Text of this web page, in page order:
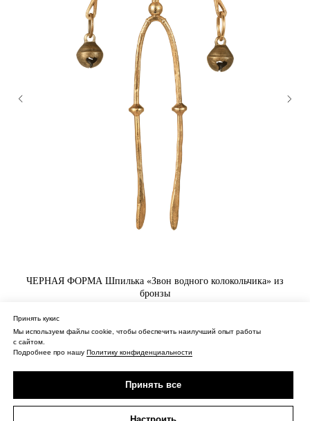
Принять кукис
Мы используем файлы cookie, чтобы обеспечить наилучший опыт работы
с сайтом.
Подробнее про нашу Политику конфиденциальности
Принять все
ЧЕРНАЯ ФОРМА Шпилька «Звон водного колокольчика» из
бронзы